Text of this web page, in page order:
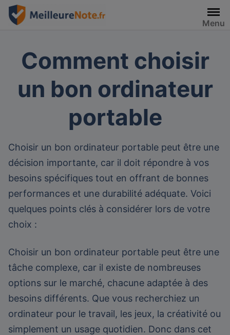
Skip
Menu
Comment choisir
un bon ordinateur
portable
Choisir un bon ordinateur portable peut être une
décision importante, car il doit répondre à vos
besoins spécifiques tout en offrant de bonnes
performances et une durabilité adéquate. Voici
quelques points clés à considérer lors de votre
choix :
Choisir un bon ordinateur portable peut être une
tâche complexe, car il existe de nombreuses
options sur le marché, chacune adaptée à des
besoins différents. Que vous recherchiez un
ordinateur pour le travail, les jeux, la créativité ou
simplement un usage quotidien. Donc dans cet